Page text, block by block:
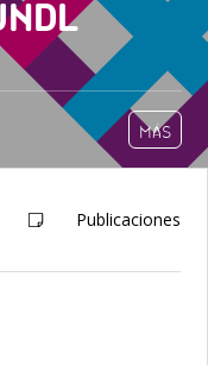
MÁS
Publicaciones